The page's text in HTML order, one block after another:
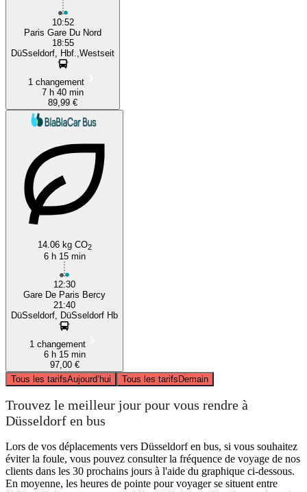
10:52
Paris Gare Du Nord
18:55
DüSseldorf, Hbf.,Westseit
1 changement
7 h 40 min
89,99 €
14.06 kg CO2
6 h 15 min
12:30
Gare De Paris Bercy
21:40
DüSseldorf, DüSseldorf Hb
1 changement
6 h 15 min
97,00 €
Tous les tarifsAujourd’hui Tous les tarifsDemain
Trouvez le meilleur jour pour vous rendre à
Düsseldorf en bus
Lors de vos déplacements vers Düsseldorf en bus, si vous souhaitez
éviter la foule, vous pouvez consulter la fréquence de voyage de nos
clients dans les 30 prochains jours à l'aide du graphique ci-dessous.
En moyenne, les heures de pointe pour voyager se situent entre